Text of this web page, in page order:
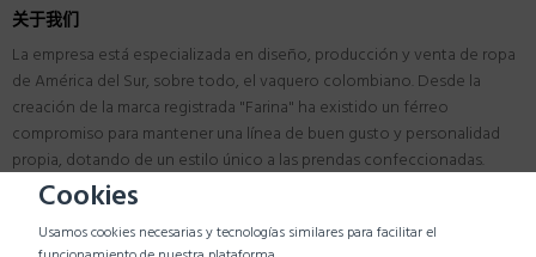
关于我们
La empresa está especializada en diseño, producción y venta de ropa
de América del Sur, sobre todo, el vaquero colombiano. Desde la
creación de la marca registrada "Farina" ha existido un férreo
compromiso para mantener una línea de buen gusto y personalidad
propia, dotando de un estilo único a las prendas confeccionadas.
地址
DOJEANS MODA LATINA S.L.
Cookies
Usamos cookies necesarias y tecnologías similares para facilitar el